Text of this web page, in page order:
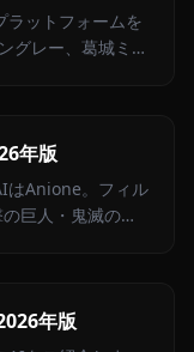
ラットフォームを
グレー、葛城ミサ
年版
はAnione。フィル
巨人・鬼滅の
年版